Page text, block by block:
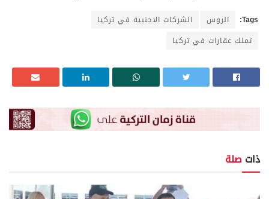
Tags: الروس
الشركات الاجنبية في تركيا
تملك عقارات في تركيا
ذات صلة